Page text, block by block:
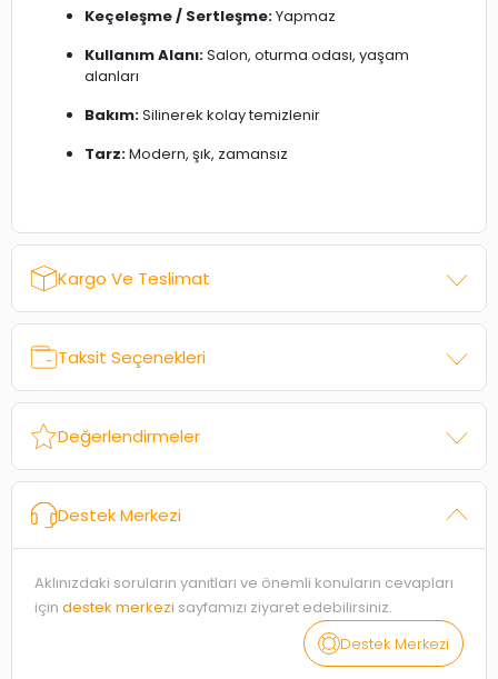
Keçeleşme / Sertleşme:Yapmaz
Kullanım Alanı:Salon, oturma odası, yaşam
alanları
Bakım:Silinerek kolay temizlenir
Tarz:Modern, şık, zamansız
Kargo Ve Teslimat
Taksit Seçenekleri
Değerlendirmeler
Destek Merkezi
Aklınızdaki soruların yanıtları ve önemli konuların cevapları
için destek merkezi sayfamızı ziyaret edebilirsiniz.
Destek Merkezi